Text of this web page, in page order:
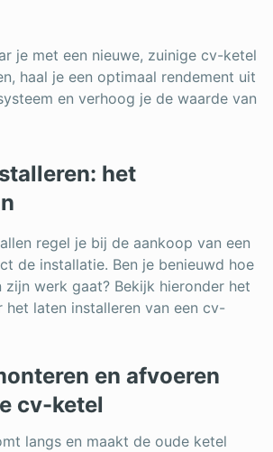
je met een nieuwe, zuinige cv-ketel
haal je een optimaal rendement uit
en verhoog je de waarde van
het
regel je bij de aankoop van een
de installatie. Ben je benieuwd hoe
zijn werk gaat? Bekijk hieronder het
het laten installeren van een cv-
en afvoeren
cv-ketel
langs en maakt de oude ketel